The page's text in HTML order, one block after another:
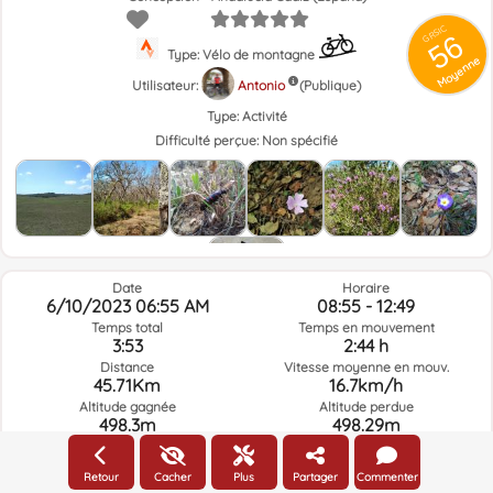
GRSIC
56
Moyenne
Type: Vélo de montagne
Utilisateur:
Antonio
(Publique)
Type: Activité
Difficulté perçue: Non spécifié
Date
6/10/2023 06:55 AM
Temps total
3:53
Distance
45.71Km
Altitude gagnée
498.3m
Horaire
08:55 - 12:49
Temps en mouvement
2:44 h
Vitesse moyenne en mouv.
16.7km/h
Altitude perdue
498.29m
Météo du jour de la route à l'heure sélectionnée
Retour Cacher Plus Partager Commenter